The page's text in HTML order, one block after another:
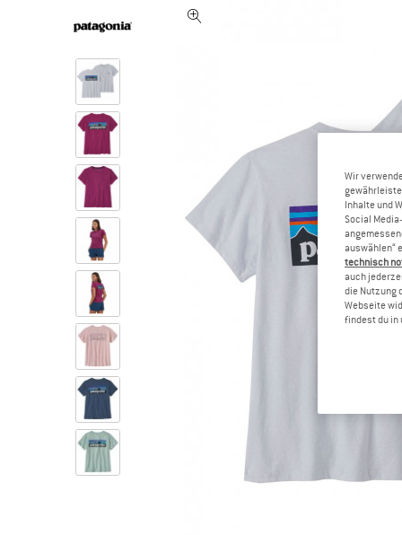
Wir
Inhalte und
Social
auswählen“
technisch
auch
die Nutzung
Webseite
findest du in